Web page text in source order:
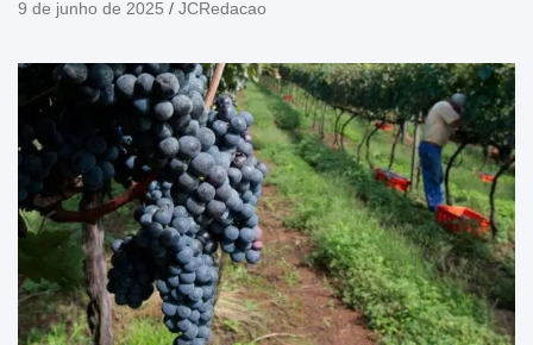
9 de junho de 2025
JCRedacao